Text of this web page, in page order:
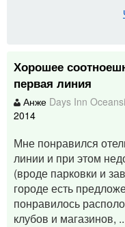
Хорошее
первая линия
Анже Days Inn
2014
Мне понравился
линии и при этом
(вроде парковки и
городе есть
понравилось
клубов и магазинов,